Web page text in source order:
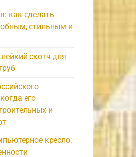
как сделать
стильным и
скотч для
его
и
кресло: